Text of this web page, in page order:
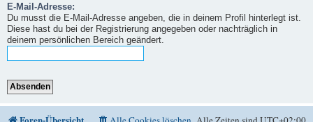
E-Mail-Adresse:
Du musst die E-Mail-Adresse angeben, die in deinem Profil hinterlegt ist.
Diese hast du bei der Registrierung angegeben oder nachträglich in
deinem persönlichen Bereich geändert.